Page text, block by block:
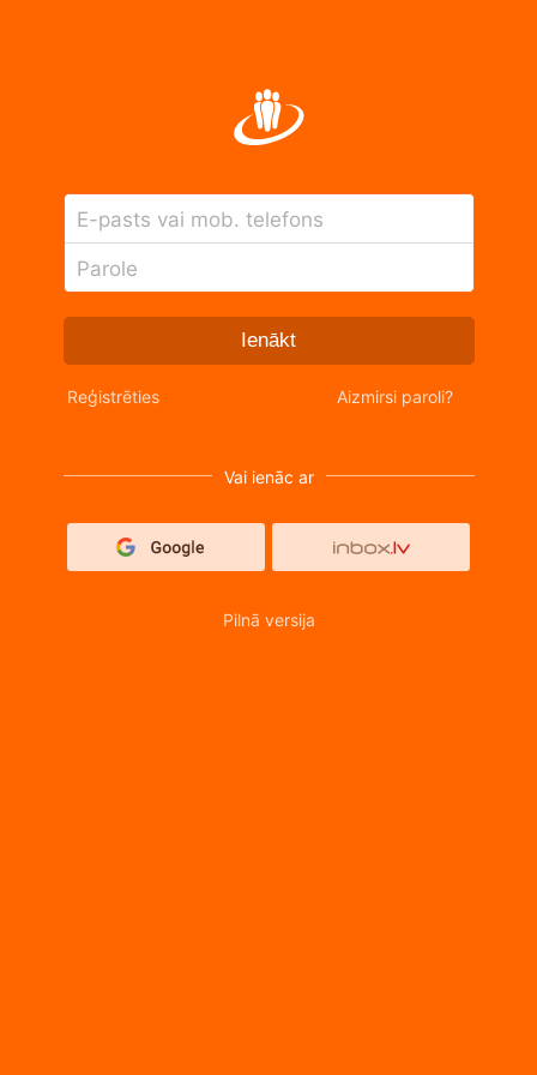
E-pasts vai mob. telefons
Parole
Ienākt
Reģistrēties Aizmirsi paroli?
Vai ienāc ar
Pilnā versija